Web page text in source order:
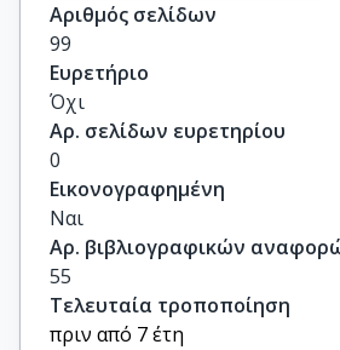
Αριθμός σελίδων
99
Ευρετήριο
Όχι
Αρ. σελίδων ευρετηρίου
0
Εικονογραφημένη
Ναι
Αρ. βιβλιογραφικών
55
Τελευταία τροποποίηση
πριν από 7 έτη